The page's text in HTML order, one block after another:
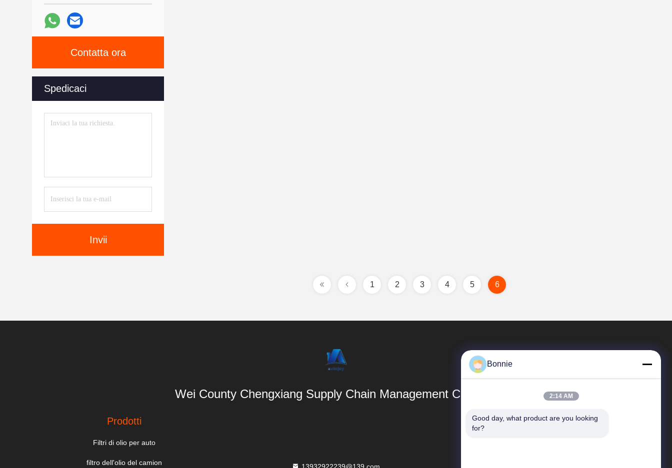
Contatta ora
Spedicaci
Invii
1 2 3 4 5 6
Wei County Chengxiang Supply Chain Management Co., Ltd.
Prodotti
Filtri di olio per auto
filtro dell'olio del camion 13932922239@139.com
Link Veloci
Bonnie
2:14 AM
Good day, what product are you looking
for?